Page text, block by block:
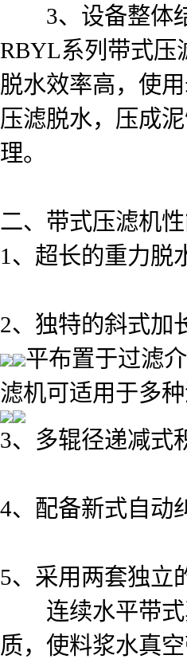
3、设备整体结
RBYL系列带式压
脱水效率高，使
压滤脱水，压成
理。
二、带式压滤机性
1、超长的重力脱
2、独特的斜式加
平布置于过滤
滤机可适用于多
3、多辊径递减式
4、配备新式自动
5、采用两套独立
连续水平带式
质，使料浆水真